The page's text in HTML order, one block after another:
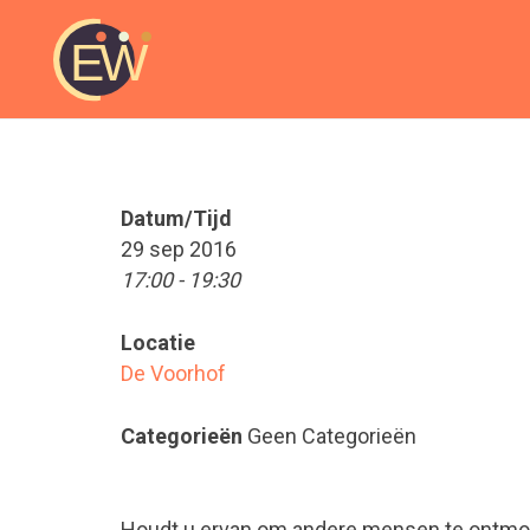
Datum/Tijd
29 sep 2016
17:00 - 19:30
Locatie
De Voorhof
Categorieën Geen Categorieën